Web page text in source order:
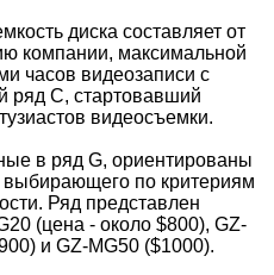
диска составляет от
компании, максимальной
часов видеозаписи с
ряд C, стартовавший
видеосъемки.
в ряд G, ориентированы
выбирающего по критериям
Ряд представлен
(цена - около $800), GZ-
и GZ-MG50 ($1000).